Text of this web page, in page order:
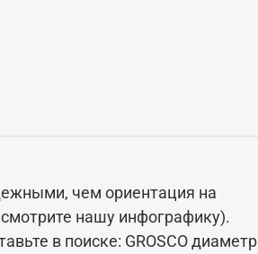
чем ориентация на
нашу инфографику).
в поиске: GROSCO диаметр